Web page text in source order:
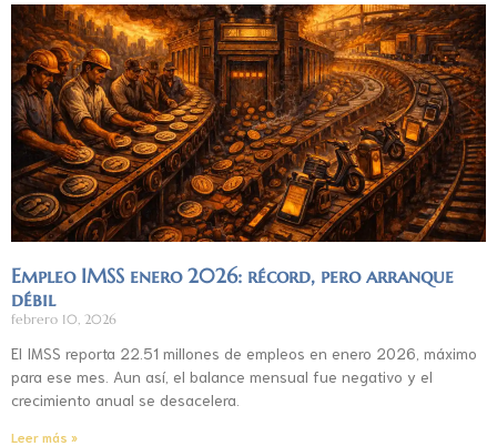
Empleo IMSS enero 2026: récord, pero arranque
débil
febrero 10, 2026
El IMSS reporta 22.51 millones de empleos en enero 2026, máximo
para ese mes. Aun así, el balance mensual fue negativo y el
crecimiento anual se desacelera.
Leer más »